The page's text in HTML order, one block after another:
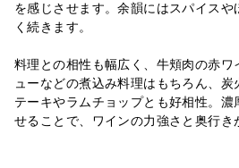
を感じさせます。余韻にはスパイス
く続きます。
料理との相性も幅広く、牛頬肉の赤ワ
ューなどの煮込み料理はもちろん、炭
テーキやラムチョップとも好相性。濃
せることで、ワインの力強さと奥行き